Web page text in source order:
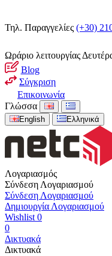
Τηλ. Παραγγελίες (+30)
Ωράριο λειτουργίας
Blog
Σύγκριση
Επικοινωνία
Γλώσσα
English Ελληνικά
Λογαριασμός
Σύνδεση Λογαριασμού
Σύνδεση Λογαριασμού
Δημιουργία Λογαριασμού
Wishlist 0
0
Δικτυακά
Δικτυακά